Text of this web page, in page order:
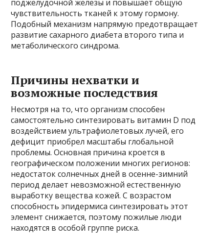
поджелудочной железы и повышает общую
чувствительность тканей к этому гормону.
Подобный механизм напрямую предотвращает
развитие сахарного диабета второго типа и
метаболического синдрома.
Причины нехватки и
возможные последствия
Несмотря на то, что организм способен
самостоятельно синтезировать витамин D под
воздействием ультрафиолетовых лучей, его
дефицит приобрел масштабы глобальной
проблемы. Основная причина кроется в
географическом положении многих регионов:
недостаток солнечных дней в осенне-зимний
период делает невозможной естественную
выработку вещества кожей. С возрастом
способность эпидермиса синтезировать этот
элемент снижается, поэтому пожилые люди
находятся в особой группе риска.